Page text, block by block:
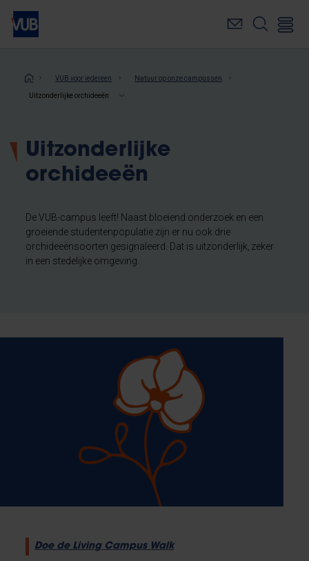
Overslaan
naar
inhoudKruimelpad
VUB voor iedereen Natuur op onze campussen
Uitzonderlijke orchideeën
Uitzonderlijke
orchideeën
De VUB-campus leeft! Naast bloeiend onderzoek en een
groeiende studentenpopulatie zijn er nu ook drie
orchideeënsoorten gesignaleerd. Dat is uitzonderlijk, zeker
in een stedelijke omgeving.
Doe de Living Campus Walk